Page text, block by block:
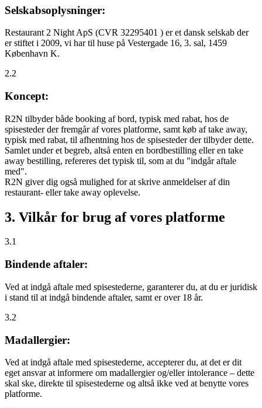
Selskabsoplysninger:
Restaurant 2 Night ApS (CVR 32295401 ) er et dansk selskab der
er stiftet i 2009, vi har til huse på Vestergade 16, 3. sal, 1459
København K.
2.2
Koncept:
R2N tilbyder både booking af bord, typisk med rabat, hos de
spisesteder der fremgår af vores platforme, samt køb af take away,
typisk med rabat, til afhentning hos de spisesteder der tilbyder dette.
Samlet under et begreb, altså enten en bordbestilling eller en take
away bestilling, refereres det typisk til, som at du "indgår aftale
med".
R2N giver dig også mulighed for at skrive anmeldelser af din
restaurant- eller take away oplevelse.
3. Vilkår for brug af vores platforme
3.1
Bindende aftaler:
Ved at indgå aftale med spisestederne, garanterer du, at du er juridisk
i stand til at indgå bindende aftaler, samt er over 18 år.
3.2
Madallergier:
Ved at indgå aftale med spisestederne, accepterer du, at det er dit
eget ansvar at informere om madallergier og/eller intolerance – dette
skal ske, direkte til spisestederne og altså ikke ved at benytte vores
platforme.